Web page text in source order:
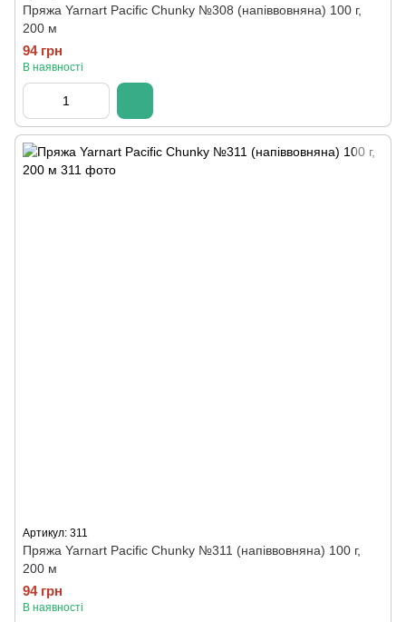
Пряжа Yarnart Pacific Chunky №308 (напіввовняна) 100 г,
200 м
94 грн
В наявності
Артикул: 311
Пряжа Yarnart Pacific Chunky №311 (напіввовняна) 100 г,
200 м
94 грн
В наявності